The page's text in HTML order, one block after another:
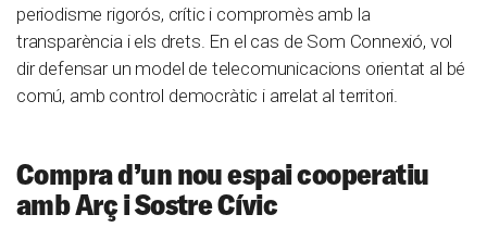
periodisme rigorós, crític i compromès amb la
transparència i els drets. En el cas de Som Connexió, vol
dir defensar un model de telecomunicacions orientat al bé
comú, amb control democràtic i arrelat al territori.
Compra d’un nou espai cooperatiu
amb Arç i Sostre Cívic